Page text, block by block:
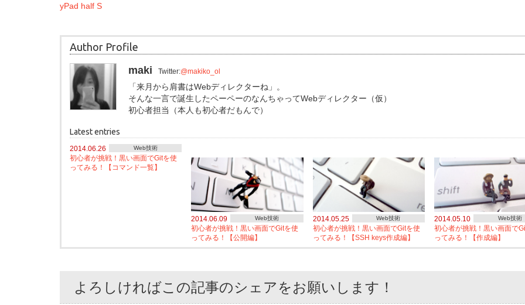
yPad half S
Author Profile
maki
Twitter:@makiko_ol
「来月から肩書はWebディレクターね」。
そんな一言で誕生したペーペーのなんちゃってWebディレクター（仮）
初心者担当（本人も初心者だもんで）
Latest entries
2014.06.26 Web技術
初心者が挑戦！黒い画面でGitを使
ってみる！【コマンド一覧】
2014.06.09 Web技術
初心者が挑戦！黒い画面でGitを使
ってみる！【公開編】
2014.05.25 Web技術
初心者が挑戦！黒い画面でGitを使
ってみる！【SSH keys作成編】
2014.05.10 Web技術
初心者が挑戦！黒い画面で
ってみる！【作成編】
よろしければこの記事のシェアをお願いします！